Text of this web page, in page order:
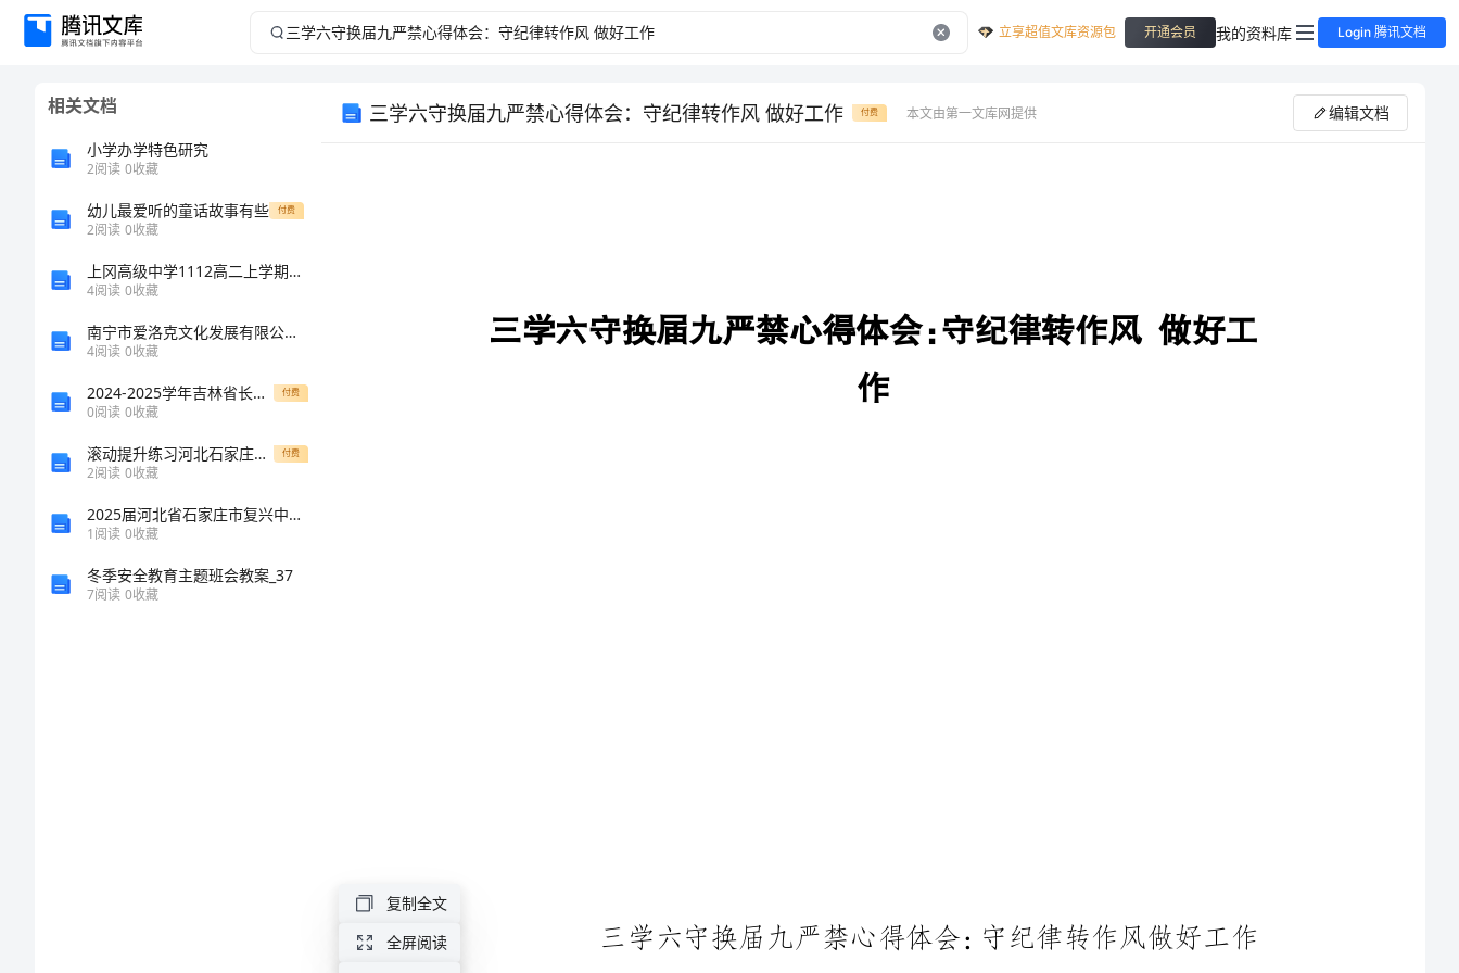
三
立享超值文库资源包 开通会员 我的资料库 Login 腾讯文档
相关文档
小学办学特色研究
2阅读 0收藏
幼儿最爱听的童话故事有些 付费
2阅读 0收藏
上冈高级中学1112高二上学期期中考试
4阅读 0收藏
南宁市爱洛克文化发展有限公司介绍企业发展分析报告
4阅读 0收藏
2024-2025学年吉林省长春市东北师大附中(明珠校区)八年级物理上学期期中监测试题（含答案） 付费
0阅读 0收藏
滚动提升练习河北石家庄市42中数学七年级上册第三章一元一次方程方程定向攻克试题（解析版） 付费
2阅读 0收藏
2025届河北省石家庄市复兴中学高二生物学第一学期期末统考试题含解析
1阅读 0收藏
冬季安全教育主题班会教案_37
7阅读 0收藏
三学六守换届九严禁心得体会：守纪律转作风 做好工作 付费 本文由第一文库网提供 编辑文档
复制全文
全屏阅读